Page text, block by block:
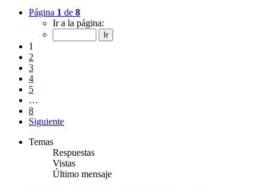
Página 1 de 8
Ir a la página:
1
2
3
4
5
…
8
Siguiente
Temas
Respuestas
Vistas
Último mensaje